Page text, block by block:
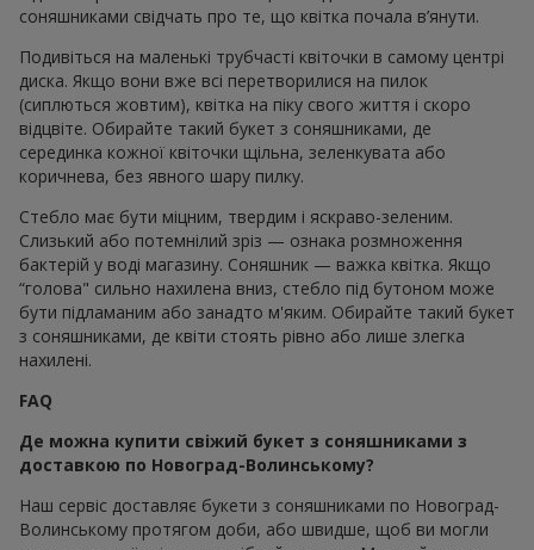
соняшниками свідчать про те, що квітка почала в’янути.
Подивіться на маленькі трубчасті квіточки в самому центрі
диска. Якщо вони вже всі перетворилися на пилок
(сиплються жовтим), квітка на піку свого життя і скоро
відцвіте. Обирайте такий букет з соняшниками, де
серединка кожної квіточки щільна, зеленкувата або
коричнева, без явного шару пилку.
Стебло має бути міцним, твердим і яскраво-зеленим.
Слизький або потемнілий зріз — ознака розмноження
бактерій у воді магазину. Соняшник — важка квітка. Якщо
“голова" сильно нахилена вниз, стебло під бутоном може
бути підламаним або занадто м'яким. Обирайте такий букет
з соняшниками, де квіти стоять рівно або лише злегка
нахилені.
FAQ
Де можна купити свіжий букет з соняшниками з
доставкою по Новоград-Волинському?
Наш сервіс доставляє букети з соняшниками по Новоград-
Волинському протягом доби, або швидше, щоб ви могли